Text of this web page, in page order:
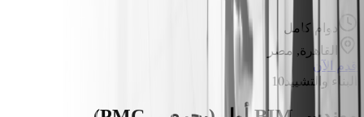
دوام كامل
القاهرة, مصر
قدم الآن
البناء والتشييد 10